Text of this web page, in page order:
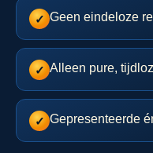
✓ Geen eindeloze
✓ Alleen pure,
✓ Gepresenteerde